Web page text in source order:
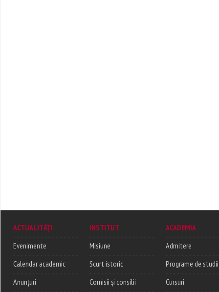
ACTUALITĂȚI
Evenimente
Calendar academic
Anunțuri
INSTITUT
Misiune
Scurt istoric
Comisii și consilii
ACADEMIA
Admitere
Programe de studii
Cursuri